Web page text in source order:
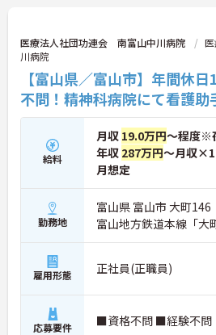
医療法人社団功連会 南富山中川病院
川病院
【富山県／富山市】年間休
不問！精神科病院にて看護助
給料
月収 19.0万円～程度※
年収 287万円～月収
月想定
勤務地
富山県 富山市 大町146
富山地方鉄道本線「大
雇用形態 正社員(正職員)
応募要件 ■資格不問 ■経験不問